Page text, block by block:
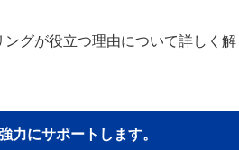
グが役立つ理由について詳しく解
力にサポートします。